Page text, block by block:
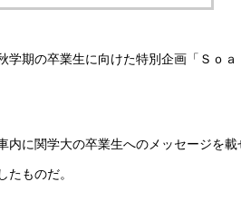
学期の卒業生に向けた特別企画「Ｓ
に関学大の卒業生へのメッセージを
ものだ。